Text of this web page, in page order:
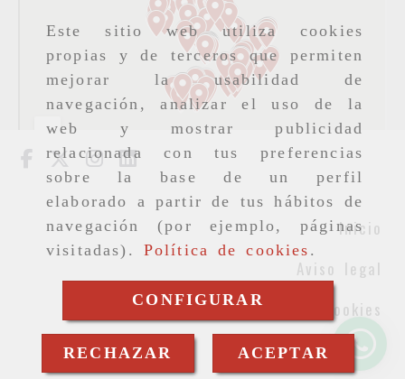
Este sitio web utiliza cookies
propias y de terceros que permiten
mejorar la usabilidad de
navegación, analizar el uso de la
web y mostrar publicidad
relacionada con tus preferencias
sobre la base de un perfil
elaborado a partir de tus hábitos de
navegación (por ejemplo, páginas
visitadas). Política de cookies .
CONFIGURAR
RECHAZAR ACEPTAR
Inicio
Aviso legal
Cookies
Privacidad